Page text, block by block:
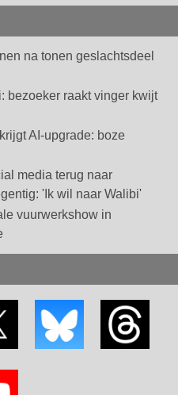
na tonen geslachtsdeel
bezoeker raakt vinger kwijt
AI-upgrade: boze
media terug naar
'Ik wil naar Walibi'
vuurwerkshow in